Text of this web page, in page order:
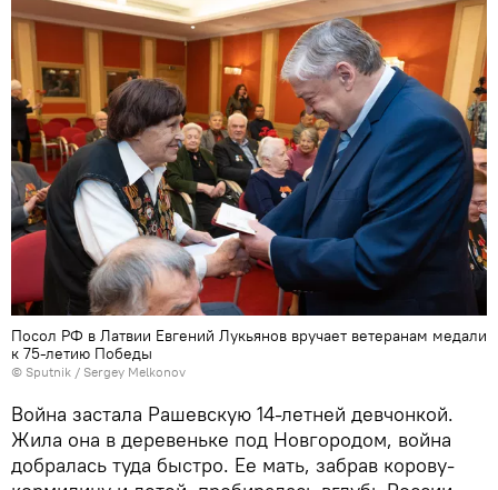
Посол РФ в Латвии Евгений Лукьянов вручает ветеранам медали
к 75-летию Победы
© Sputnik / Sergey Melkonov
Война застала Рашевскую 14-летней девчонкой.
Жила она в деревеньке под Новгородом, война
добралась туда быстро. Ее мать, забрав корову-